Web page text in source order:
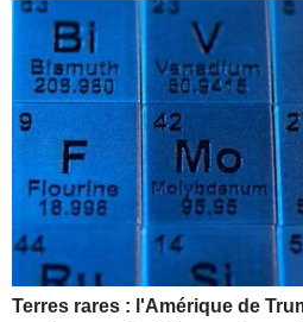
Terres rares : l'Amérique de